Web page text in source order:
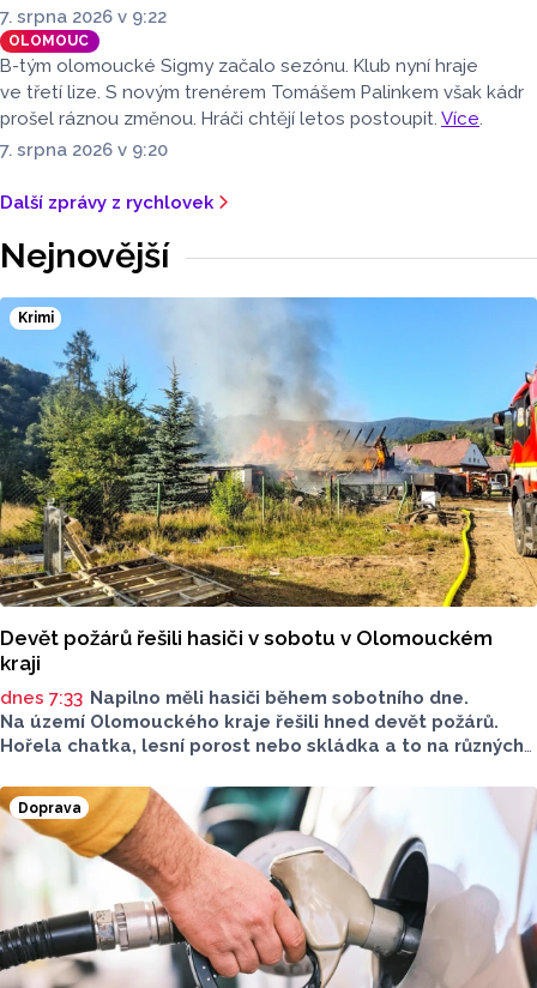
7. srpna 2026 v 9:22
OLOMOUC
B-tým olomoucké Sigmy začalo sezónu. Klub nyní hraje
ve třetí lize. S novým trenérem Tomášem Palinkem však kádr
prošel ráznou změnou. Hráči chtějí letos postoupit. Více.
7. srpna 2026 v 9:20
Další zprávy z rychlovek
Nejnovější
Krimi
Devět požárů řešili hasiči v sobotu v Olomouckém
kraji
dnes 7:33 Napilno měli hasiči během sobotního dne.
Na území Olomouckého kraje řešili hned devět požárů.
Hořela chatka, lesní porost nebo skládka a to na různých
Doprava